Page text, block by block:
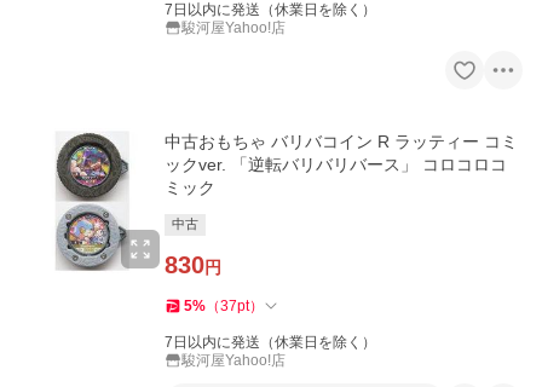
7日以内に発送（休業日を除く）
駿河屋Yahoo!店
中古おもちゃ バリバコイン R ラッティー コミ
ックver. 「逆転バリバリバース」 コロコロコ
ミック
中古
830円
5% （37pt）
7日以内に発送（休業日を除く）
駿河屋Yahoo!店